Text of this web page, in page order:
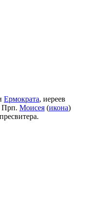
Ермократа, иереев
Прп. Моисея (икона)
пресвитера.